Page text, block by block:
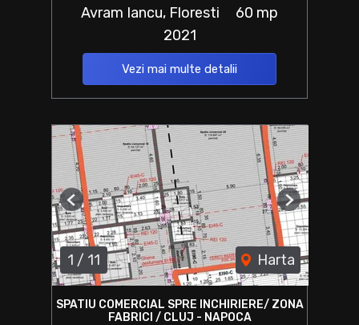
Avram Iancu, Floresti
60 mp
2021
Vezi mai multe detalii
1 / 11 Harta
Previous Next
SPATIU COMERCIAL SPRE INCHIRIERE/ ZONA
FABRICI / CLUJ - NAPOCA